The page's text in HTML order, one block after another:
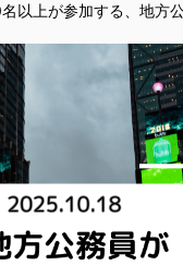
以上が参加する、地方